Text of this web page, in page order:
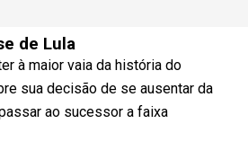
de Lula
à maior vaia da história do
sua decisão de se ausentar da
ao sucessor a faixa